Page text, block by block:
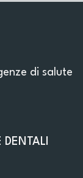
di salute